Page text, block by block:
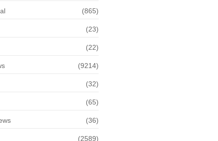
(865)
(23)
(22)
(9214)
(32)
(65)
(36)
(2589)